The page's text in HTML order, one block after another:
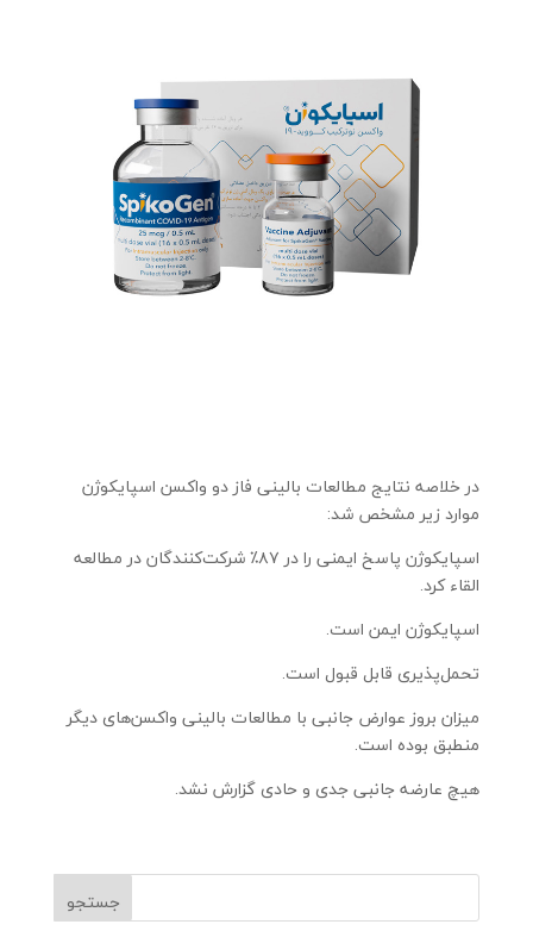
در خلاصه نتایج مطالعات بالینی فاز دو واکسن اسپایکوژن
موارد زیر مشخص شد:
اسپایکوژن پاسخ ایمنی را در ۸۷٪ شرکت‌کنندگان در مطالعه
القاء کرد.
اسپایکوژن ایمن است.
تحمل‌پذیری قابل قبول است.
میزان بروز عوارض جانبی با مطالعات بالینی واکسن‌های دیگر
منطبق بوده است.
هیچ عارضه جانبی جدی و حادی گزارش نشد.